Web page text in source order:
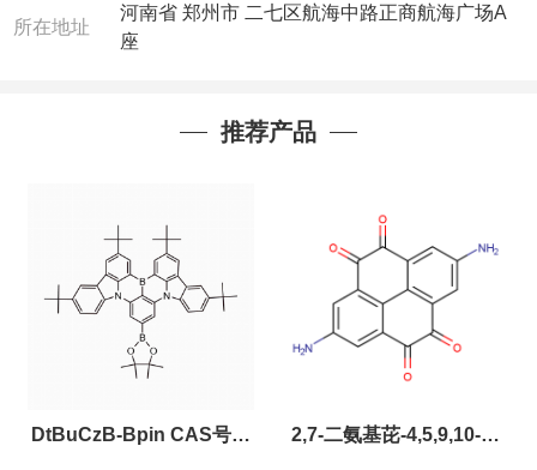
所在地址
河南省 郑州市 二七区航海中路正商航海广场A
座
推荐产品
DtBuCzB-Bpin CAS号： 2,7-二氨基芘-4,5,9,10-四